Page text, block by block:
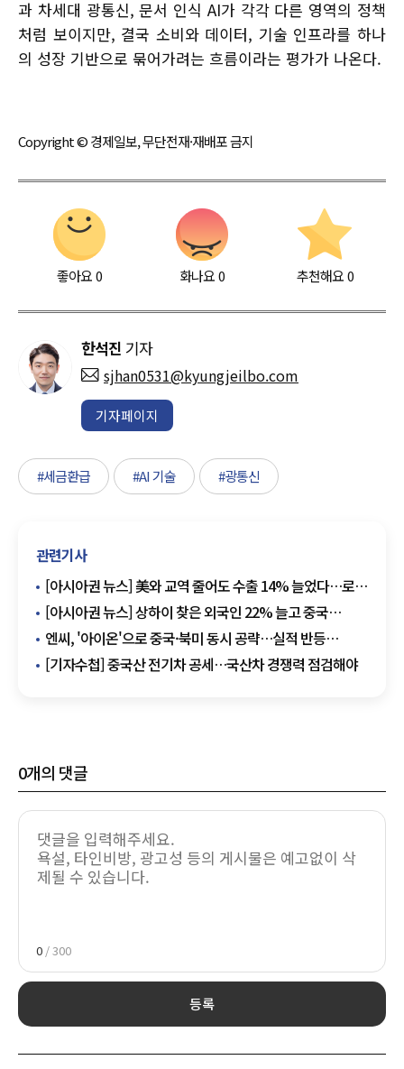
과 차세대 광통신, 문서 인식 AI가 각각 다른 영역의 정책
처럼 보이지만, 결국 소비와 데이터, 기술 인프라를 하나
의 성장 기반으로 묶어가려는 흐름이라는 평가가 나온다.
Copyright © 경제일보, 무단전재·재배포 금지
좋아요0 화나요0 추천해요 0
한석진 기자
sjhan0531@kyungjeilbo.com
기자페이지
#세금환급 #AI 기술 #광통신
관련기사
[아시아권 뉴스] 美와 교역 줄어도 수출 14% 늘었다…로봇
·관광객 소비 키우는 중국
[아시아권 뉴스] 상하이 찾은 외국인 22% 늘고 중국
자동차 수출 509만대
엔씨, '아이온'으로 중국·북미 동시 공략…실적 반등
글로벌로 잇는다
[기자수첩] 중국산 전기차 공세…국산차 경쟁력 점검해야
0개의 댓글
0 / 300
등록